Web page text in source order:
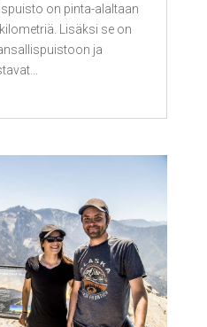
on pinta-alaltaan
Lisäksi se on
ja